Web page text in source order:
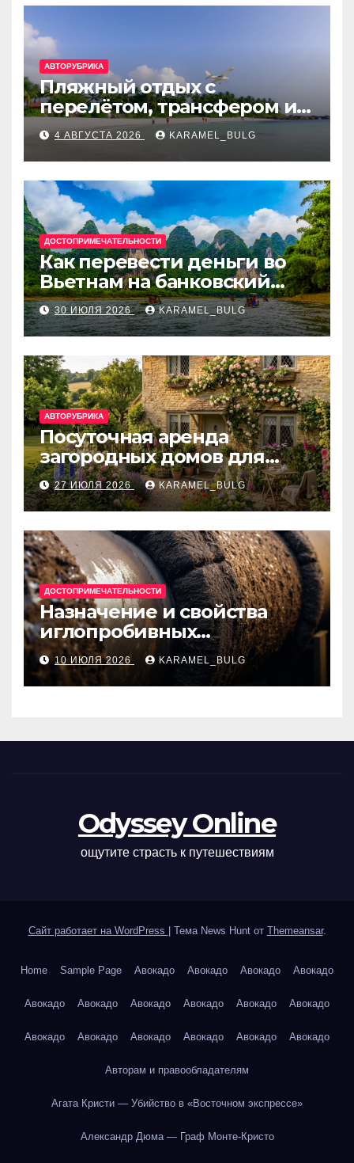
АВТОРУБРИКА
Пляжный отдых с
перелётом, трансфером и
отелем на Мальдивах, в
Турции, Греции, Таиланде
и Европе
4 АВГУСТА 2026 KARAMEL_BULG
ДОСТОПРИМЕЧАТЕЛЬНОСТИ
Как перевести деньги во
Вьетнам на банковский
счёт: VietcomBank, BIDV,
Techcombank и другие
банки
30 ИЮЛЯ 2026 KARAMEL_BULG
АВТОРУБРИКА
Посуточная аренда
загородных домов для
отдыха
27 ИЮЛЯ 2026 KARAMEL_BULG
ДОСТОПРИМЕЧАТЕЛЬНОСТИ
Назначение и свойства
иглопробивных
базальтовых огнеупорных
матов
10 ИЮЛЯ 2026 KARAMEL_BULG
Odyssey Online
ощутите страсть к путешествиям
Сайт работает на WordPress Тема News Hunt от Themeansar.
Home Sample Page Авокадо Авокадо Авокадо Авокадо
Авокадо Авокадо Авокадо Авокадо Авокадо Авокадо
Авокадо Авокадо Авокадо Авокадо Авокадо Авокадо
Авторам и правообладателям
Агата Кристи — Убийство в «Восточном экспрессе»
Александр Дюма — Граф Монте-Кристо